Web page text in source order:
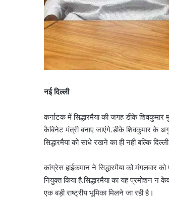
नई दिल्ली
कर्नाटक में सिद्धारमैया की जगह डीके
कैबिनेट मंत्री बनाए जाएंगे.डीके शिवकुमार के
सिद्धारमैया को साधे रखने का ही नहीं बल्कि
कांग्रेस हाईकमान ने सिद्धारमैया को मंगलवार
नियुक्त किया है.सिद्धारमैया का यह प्रमोशन
एक बड़ी राष्ट्रीय भूमिका मिलने जा रही है।